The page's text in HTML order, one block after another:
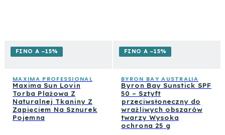
FINO A −15%
MAXIMA PROFESSIONAL
Maxima Sun Lovin
Torba Plażowa Z
Naturalnej Tkaniny Z
Zapięciem Na Sznurek
Pojemna
FINO A −15%
BYRON BAY AUSTRALIA
Byron Bay Sunstick SPF
50 – Sztyft
przeciwsłoneczny do
wrażliwych obszarów
twarzy Wysoka
ochrona 25 g